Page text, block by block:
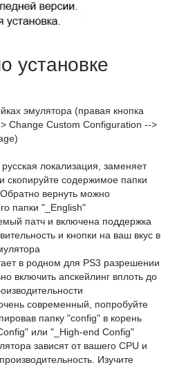
установке
эмулятора (правая кнопка
Change Custom Configuration -->
локализация, заменяет
скопируйте содержимое папки
вернуть можно
папки "_English"
патч и включена поддержка
и кнопки на ваш вкус в
в родном для PS3 разрешении
включить апскейлинг вплоть до
современный, попробуйте
папку "config" в корень
или "_High-end Config"
зависят от вашего CPU и
Изучите